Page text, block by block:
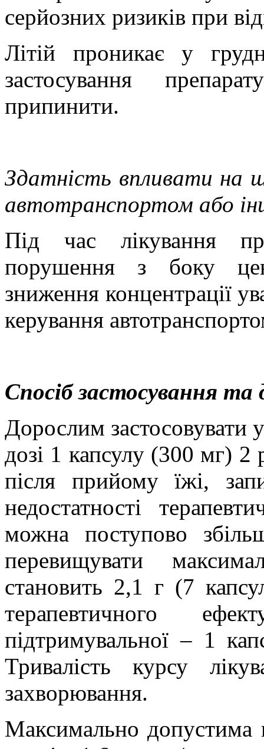
серйозних ризиків при
Літій проникає у
застосування
припинити.
Здатність впливати на
автотранспортом або
Під час лікування
порушення з боку
зниження концентрації
керування
Спосіб застосування та
Дорослим застосовувати
дозі 1 капсулу (300 мг) 2
після прийому їжі,
недостатності
можна поступово
перевищувати
становить 2,1 г (7
терапевтичного
підтримувальної – 1
Тривалість курсу
захворювання.
Максимально допустима